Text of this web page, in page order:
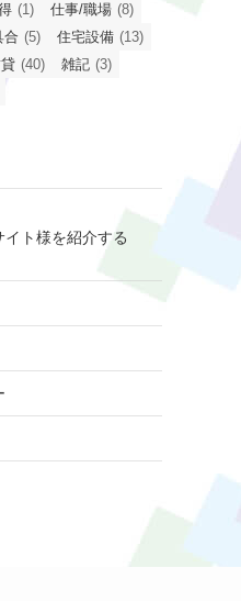
(1) 仕事/職場 (8)
合 (5) 住宅設備 (13)
(40) 雑記 (3)
ト様を紹介する